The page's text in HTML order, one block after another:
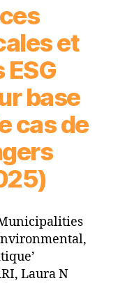
et
base
cas de
Laura N